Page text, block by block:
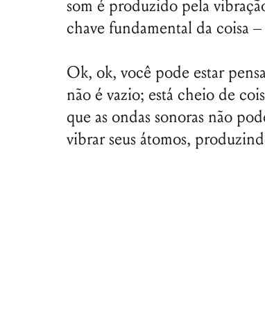
som é produzido pela
chave fundamental da coisa
Ok, ok, você pode estar
não é vazio; está cheio de
que as ondas sonoras não
vibrar seus átomos,